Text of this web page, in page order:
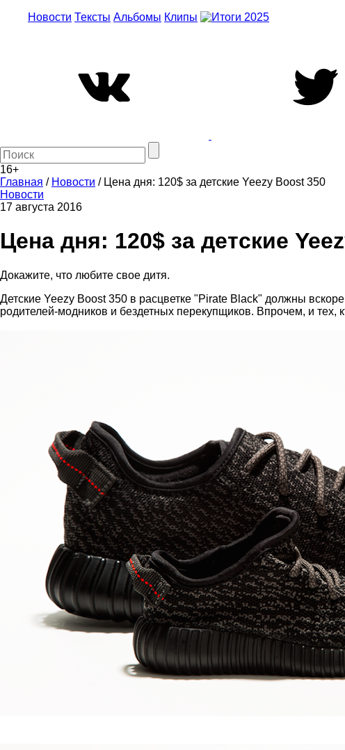
Новости Тексты Альбомы Клипы
16+
Главная / Новости / Цена дня: 120$ за детские Yeezy Boost 350
Новости
17 августа 2016
Цена дня: 120$ за детские
Докажите, что любите свое дитя.
Детские Yeezy Boost 350 в расцветке "Pirate Black" должны
родителей-модников и бездетных перекупщиков. Впрочем, и тех,